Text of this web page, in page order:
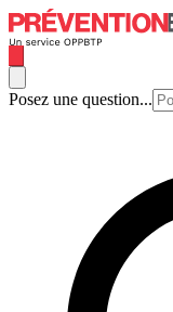
Posez une question...